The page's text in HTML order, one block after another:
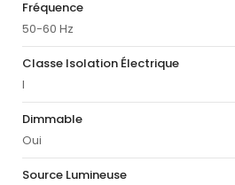
Fréquence
50-60 Hz
Classe Isolation Électrique
I
Dimmable
Oui
Source Lumineuse